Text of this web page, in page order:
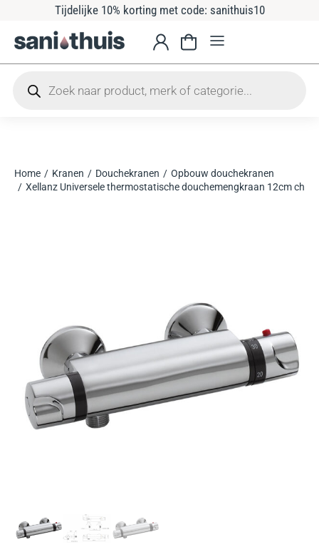
Tijdelijke 10% korting met code: sanithuis10
Je bent hier:
Home Kranen Douchekranen
Opbouw douchekranen
Xellanz Universele thermostatische douchemengkraan 12cm